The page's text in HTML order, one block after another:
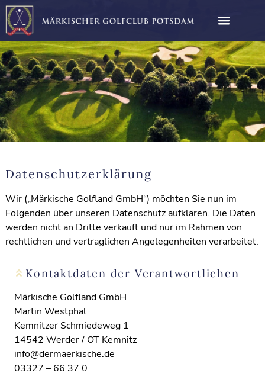
Datenschutzerklärung
Wir („Märkische Golfland GmbH“) möchten Sie nun im
Folgenden über unseren Datenschutz aufklären. Die Daten
werden nicht an Dritte verkauft und nur im Rahmen von
rechtlichen und vertraglichen Angelegenheiten verarbeitet.
Kontaktdaten der Verantwortlichen
Märkische Golfland GmbH
Martin Westphal
Kemnitzer Schmiedeweg 1
14542 Werder / OT Kemnitz
info@dermaerkische.de
03327 – 66 37 0